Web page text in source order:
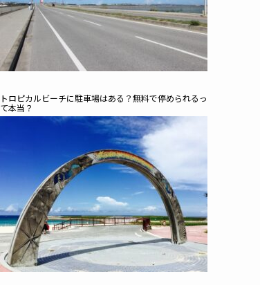
トロピカルビーチに駐車場はある？無料で停められるっ
て本当？